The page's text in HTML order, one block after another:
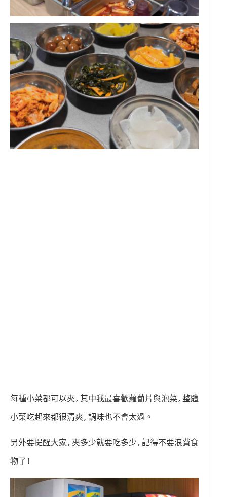
每種小菜都可以夾,其中我最喜歡蘿蔔片與泡菜,整體
小菜吃起來都很清爽,調味也不會太過。
另外要提醒大家,夾多少就要吃多少,記得不要浪費食
物了!